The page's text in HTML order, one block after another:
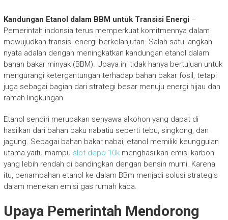
Kandungan Etanol dalam BBM untuk Transisi Energi –
Pemerintah indonsia terus memperkuat komitmennya dalam
mewujudkan transisi energi berkelanjutan. Salah satu langkah
nyata adalah dengan meningkatkan kandungan etanol dalam
bahan bakar minyak (BBM). Upaya ini tidak hanya bertujuan untuk
mengurangi ketergantungan terhadap bahan bakar fosil, tetapi
juga sebagai bagian dari strategi besar menuju energi hijau dan
ramah lingkungan.
Etanol sendiri merupakan senyawa alkohon yang dapat di
hasilkan dari bahan baku nabatiu seperti tebu, singkong, dan
jagung. Sebagai bahan bakar nabai, etanol memiliki keunggulan
utama yaitu mampu slot depo 10kmenghasilkan emisi karbon
yang lebih rendah di bandingkan dengan bensin murni. Karena
itu, penambahan etanol ke dalam BBm menjadi solusi strategis
dalam menekan emisi gas rumah kaca.
Upaya Pemerintah Mendorong